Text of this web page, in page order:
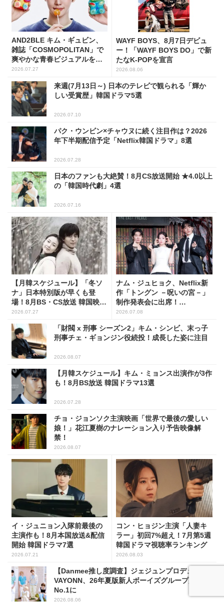
AND2BLE キム・ギュビン、
雑誌「COSMOPOLITAN」で
爽やかな青春ビジュアルを披
露
2026.07.27
WAYF BOYS、8月7日デビュ
ー！「WAYF BOYS DO」で新
たなK-POPを宣言
2026.08.06
来週(7月13日～) 日本のテレビで観られる「輝か
しい受賞歴」韓国ドラマ5選
2026.07.10
パク・ウンビン×チャウヌに続く注目作は？2026
年下半期配信予定「Netflix韓国ドラマ」8選
2026.07.28
日本のファンも大絶賛！8月CS放送開始 ★4.0以上
の「韓国時代劇」4選
2026.07.16
【月韓スケジュール】「冬ソ
ナ」日本特別版が早くも登
場！8月BS・CS放送 韓国映画
(全109選)
2026.07.27
ナム・ジュヒョク、Netflix新
作「トングン －呪いの宮－」
制作発表会に出席！
(PHOTO17枚)
2026.07.08
「財閥 x 刑事 シーズン2」キム・シンビ、末っ子
刑事チェ・ギョンジン役続投！成長した姿に注目
2026.08.07
【月韓スケジュール】キム・ミョンス出演作が3作
も！8月BS放送 韓国ドラマ13選
2026.07.28
チョ・ジョンソク主演映画「世界で最後の愛しい
娘！」花江夏樹のナレーション入り予告映像解
禁！
2026.08.07
イ・ジュニョン入隊前最後の
主演作も！8月本国放送&配信
開始 韓国ドラマ7選
2026.07.21
コン・ヒョジン主演「人妻キ
ラー」初回7%超え！7月第5週
韓国ドラマ視聴率ランキング
2026.08.03
【Danmee推し度調査】ジェジュンプロデュース
VAYONN、26年夏版新人ボーイズグループ人気
No.1に
2026.08.06